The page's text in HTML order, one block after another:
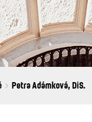
Petra Adámková, DiS.